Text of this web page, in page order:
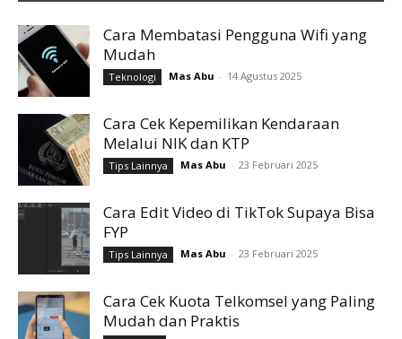
Cara Membatasi Pengguna Wifi yang
Mudah
Teknologi Mas Abu - 14 Agustus 2025
Cara Cek Kepemilikan Kendaraan
Melalui NIK dan KTP
Tips Lainnya Mas Abu - 23 Februari 2025
Cara Edit Video di TikTok Supaya Bisa
FYP
Tips Lainnya Mas Abu - 23 Februari 2025
Cara Cek Kuota Telkomsel yang Paling
Mudah dan Praktis